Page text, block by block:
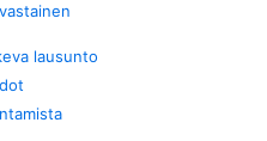
lausunto